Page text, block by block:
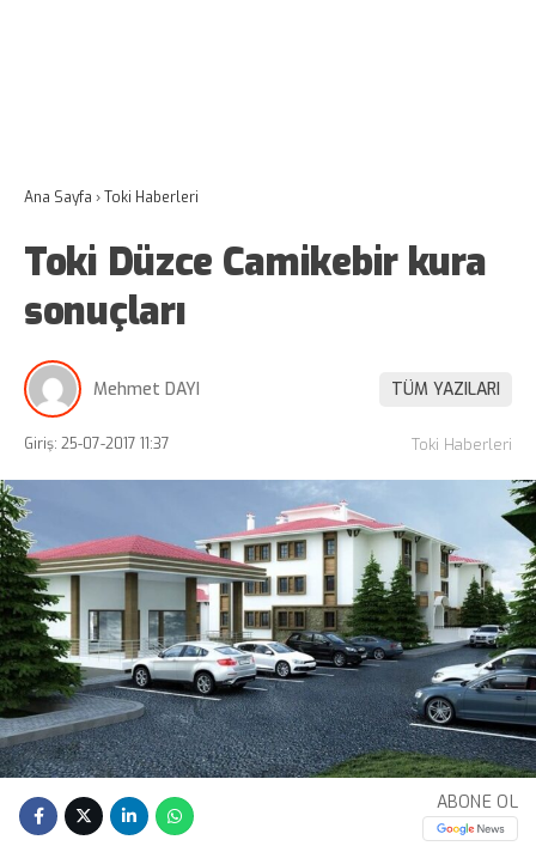
Ana Sayfa ›Toki Haberleri
Toki Düzce Camikebir kura
sonuçları
Mehmet DAYI TÜM YAZILARI
Giriş: 25-07-2017 11:37 Toki Haberleri
ABONE OL